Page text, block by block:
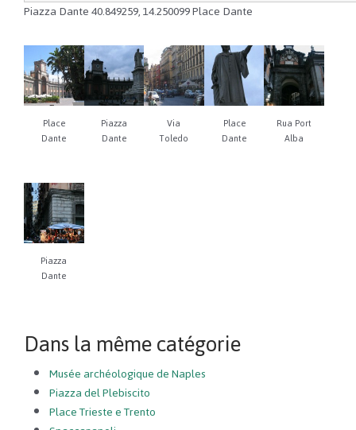
Piazza Dante40.849259,14.250099Place Dante
Place
Dante
Piazza
Dante
Via
Toledo
Place
Dante
Rua Port
Alba
Piazza
Dante
Dans la même catégorie
Musée archéologique de Naples
Piazza del Plebiscito
Place Trieste e Trento